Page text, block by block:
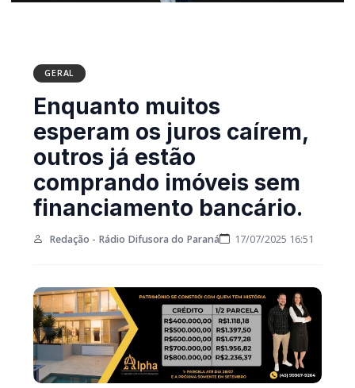
GERAL
Enquanto muitos
esperam os juros caírem,
outros já estão
comprando imóveis sem
financiamento bancário.
Redação - Rádio Difusora do Paraná 17/07/2025 16:51